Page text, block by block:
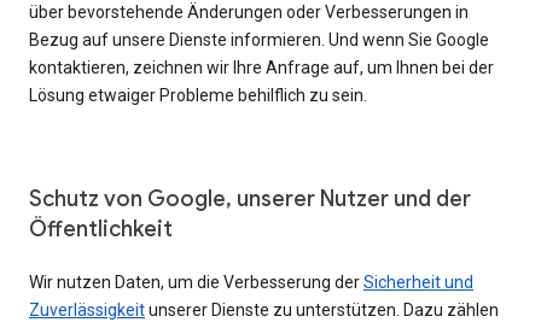
über bevorstehende Änderungen oder Verbesserungen in
Bezug auf unsere Dienste informieren. Und wenn Sie Google
kontaktieren, zeichnen wir Ihre Anfrage auf, um Ihnen bei der
Lösung etwaiger Probleme behilflich zu sein.
Schutz von Google, unserer Nutzer und der
Öffentlichkeit
Wir nutzen Daten, um die Verbesserung derSicherheit und
Zuverlässigkeitunserer Dienste zu unterstützen. Dazu zählen